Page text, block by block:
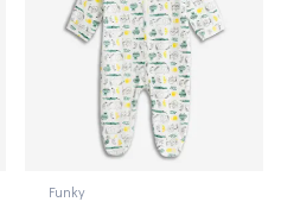
Funky